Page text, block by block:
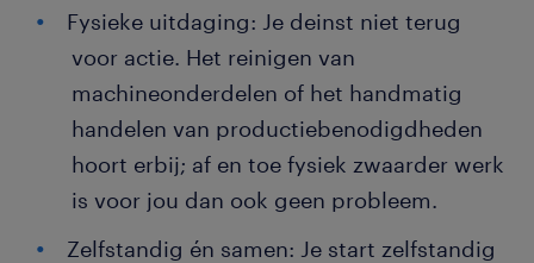
Fysieke uitdaging: Je deinst niet terug
voor actie. Het reinigen van
machineonderdelen of het handmatig
handelen van productiebenodigdheden
hoort erbij; af en toe fysiek zwaarder werk
is voor jou dan ook geen probleem.
Zelfstandig én samen: Je start zelfstandig